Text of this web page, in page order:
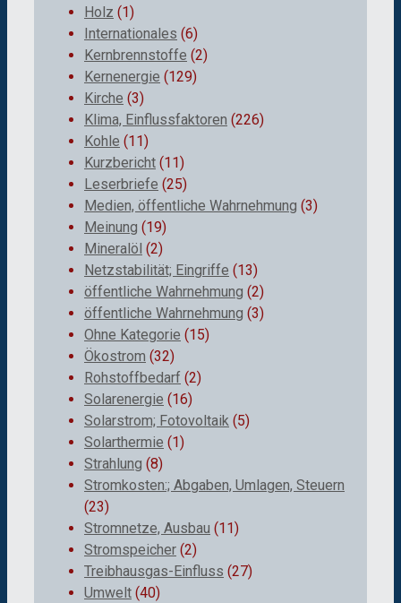
Holz (1)
Internationales (6)
Kernbrennstoffe (2)
Kernenergie (129)
Kirche (3)
Klima, Einflussfaktoren (226)
Kohle (11)
Kurzbericht (11)
Leserbriefe (25)
Medien, öffentliche Wahrnehmung (3)
Meinung (19)
Mineralöl (2)
Netzstabilität; Eingriffe (13)
öffentliche Wahrnehmung (2)
öffentliche Wahrnehmung (3)
Ohne Kategorie (15)
Ökostrom (32)
Rohstoffbedarf (2)
Solarenergie (16)
Solarstrom; Fotovoltaik (5)
Solarthermie (1)
Strahlung (8)
Stromkosten:; Abgaben, Umlagen, Steuern
(23)
Stromnetze, Ausbau (11)
Stromspeicher (2)
Treibhausgas-Einfluss (27)
Umwelt (40)